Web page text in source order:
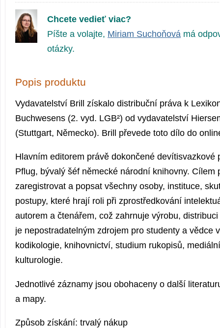
Chcete vedieť viac?
Píšte a volajte, Miriam Suchoňová má
otázky.
Popis produktu
Vydavatelství Brill získalo distribuční práva k
Buchwesens (2. vyd. LGB²) od vydavatelství
(Stuttgart, Německo). Brill převede toto dílo do
Hlavním editorem právě dokončené devítisvazkové
Pflug, bývalý šéf německé národní knihovny. Cílem
zaregistrovat a popsat všechny osoby, instituce,
postupy, které hrají roli při zprostředkování
autorem a čtenářem, což zahrnuje výrobu,
je nepostradatelným zdrojem pro studenty a vědce
kodikologie, knihovnictví, studium rukopisů,
kulturologie.
Jednotlivé záznamy jsou obohaceny o další
a mapy.
Způsob získání: trvalý nákup